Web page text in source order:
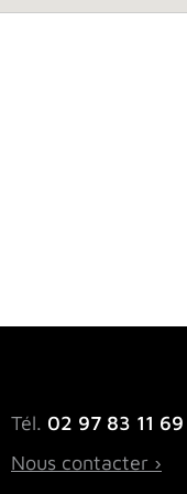
Tél. 02 97 83 11 69
Nous contacter ›